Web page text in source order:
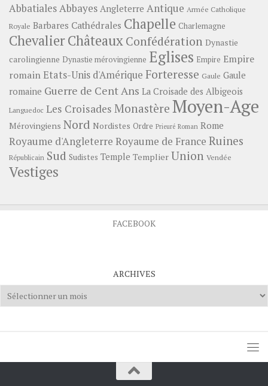
Abbatiales Abbayes Angleterre Antique Armée Catholique
Royale Barbares Cathédrales Chapelle Charlemagne
ChevalierChâteauxConfédération Dynastie
carolingienne Dynastie mérovingienne Eglises Empire Empire
romainEtats-Unis d'Amérique Forteresse Gaule Gaule
romaine Guerre de Cent Ans La Croisade des Albigeois
Languedoc Les Croisades Monastère Moyen-Age
Mérovingiens Nord Nordistes Ordre Prieuré Roman Rome
Royaume d'Angleterre Royaume de France Ruines
Républicain Sud Sudistes Temple Templier Union Vendée
Vestiges
FACEBOOK
ARCHIVES
Archives